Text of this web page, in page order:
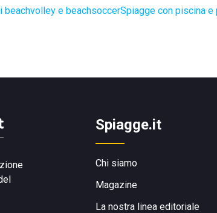
beachvolley e beachsoccerSpiagge con piscina e
Spiagge.it
Chi siamo
Magazine
La nostra linea editoriale